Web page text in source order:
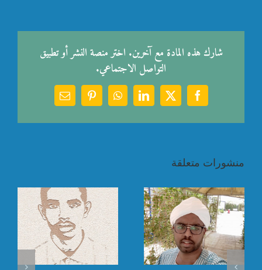
شارك هذه المادة مع آخرين. اختر منصة النشر أو تطبيق
التواصل الاجتماعي.
Facebook
X
LinkedIn
WhatsApp
Pinterest
Email
منشورات متعلقة